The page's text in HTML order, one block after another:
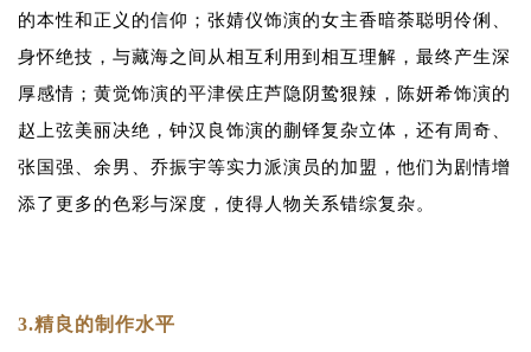
的本性和正义的信仰； 张婧仪饰演的女主香暗荼聪明伶俐、
身怀绝技，与藏海之间从相互利用到相互理解，最终产生深
厚感情；黄觉饰演的平津侯庄芦隐阴鸷狠辣，陈妍希饰演的
赵上弦美丽决绝，钟汉良饰演的蒯铎复杂立体，还有周奇、
张国强、余男、乔振宇等实力派演员的加盟，他们为剧情增
添了更多的色彩与深度，使得人物关系错综复杂。
3.精良的制作水平